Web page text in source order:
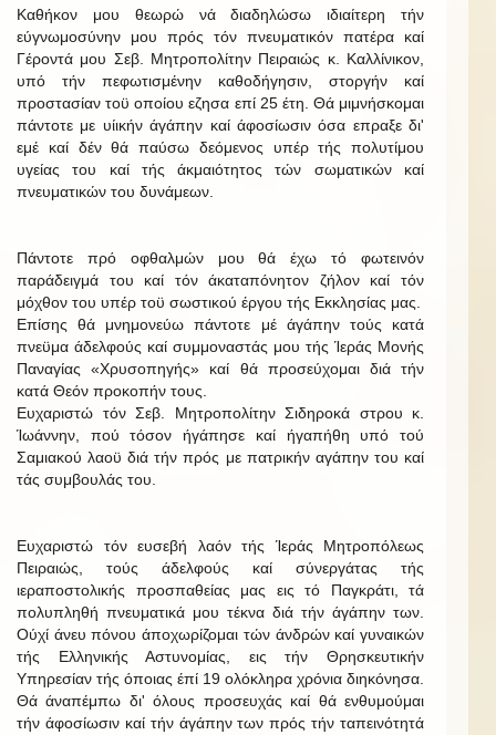
Καθήκον μου θεωρώ νά διαδηλώσω ιδιαίτερη τήν
εύγνωμοσύνην μου πρός τόν πνευματικόν πατέρα καί
Γέροντά μου Σεβ. Μητροπολίτην Πειραιώς κ. Καλλίνικον,
υπό τήν πεφωτισμένην καθοδήγησιν, στοργήν καί
προστασίαν τοϋ οποίου εζησα επί 25 έτη. Θά μιμνήσκομαι
πάντοτε με υίικήν άγάπην καί άφοσίωσιν όσα επραξε δι'
εμέ καί δέν θά παύσω δεόμενος υπέρ τής πολυτίμου
υγείας του καί τής άκμαιότητος τών σωματικών καί
πνευματικών του δυνάμεων.
Πάντοτε πρό οφθαλμών μου θά έχω τό φωτεινόν
παράδειγμά του καί τόν άκαταπόνητον ζήλον καί τόν
μόχθον του υπέρ τοϋ σωστικού έργου τής Εκκλησίας μας.
Επίσης θά μνημονεύω πάντοτε μέ άγάπην τούς κατά
πνεϋμα άδελφούς καί συμμοναστάς μου τής Ίεράς Μονής
Παναγίας «Χρυσοπηγής» καί θά προσεύχομαι διά τήν
κατά Θεόν προκοπήν τους.
Ευχαριστώ τόν Σεβ. Μητροπολίτην Σιδηροκά στρου κ.
Ίωάννην, πού τόσον ήγάπησε καί ήγαπήθη υπό τού
Σαμιακού λαοϋ διά τήν πρός με πατρικήν αγάπην του καί
τάς συμβουλάς του.
Ευχαριστώ τόν ευσεβή λαόν τής Ίεράς Μητροπόλεως
Πειραιώς, τούς άδελφούς καί σύνεργάτας τής
ιεραποστολικής προσπαθείας μας εις τό Παγκράτι, τά
πολυπληθή πνευματικά μου τέκνα διά τήν άγάπην των.
Ούχί άνευ πόνου άποχωρίζομαι τών άνδρών καί γυναικών
τής Ελληνικής Αστυνομίας, εις τήν Θρησκευτικήν
Υπηρεσίαν τής όποιας έπί 19 ολόκληρα χρόνια διηκόνησα.
Θά άναπέμπω δι' όλους προσευχάς καί θά ενθυμούμαι
τήν άφοσίωσιν καί τήν άγάπην των πρός τήν ταπεινότητά